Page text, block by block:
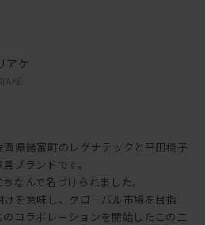
アケ
県諸富町のレグナテックと平田椅子
ブランドです。
なんで名づけられました。
けを意味し、グローバル市場を目指
コラボレーションを開始したこの二